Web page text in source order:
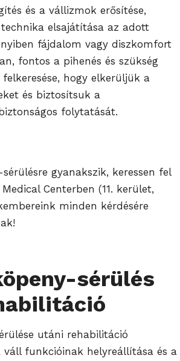
és a vállizmok erősítése,
elsajátítása az adott
fájdalom vagy diszkomfort
fontos a pihenés és szükség
hogy elkerüljük a
és biztosítsuk a
folytatását.
gyanakszik, keressen fel
Centerben (11. kerület,
minden kérdésére
sérülés
utáni rehabilitáció
váll funkcióinak helyreállítása és a